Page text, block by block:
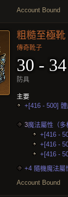
Account Bound
粗糙至極靴
傳奇靴子
30 - 34
防具
主要
+[416 - 500]
3魔法屬性（
+[416 -
+[416 -
+[416 -
+4 隨機魔法屬
Account Bound